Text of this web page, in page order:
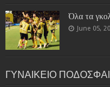
Όλα τα
June 05,
ΓΥΝΑΙΚΕΙΟ